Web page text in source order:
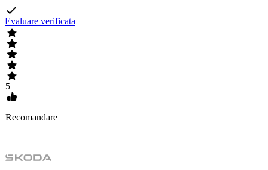
Evaluare verificata
5
Recomandare